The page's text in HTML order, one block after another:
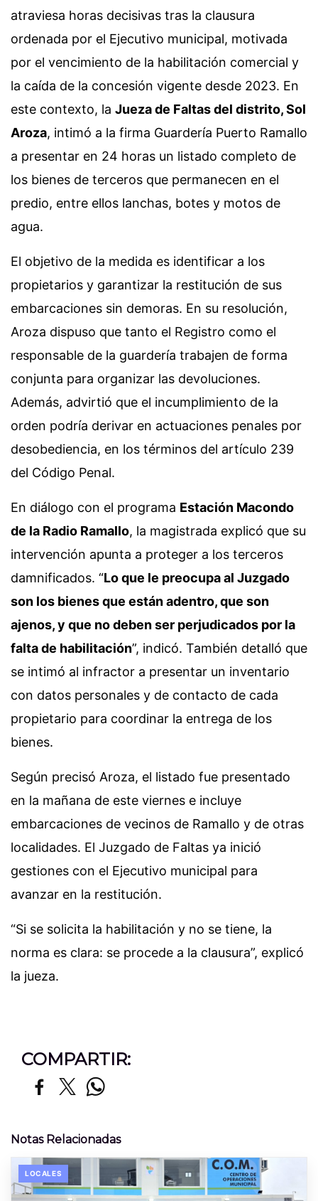
atraviesa horas decisivas tras la clausura
ordenada por el Ejecutivo municipal, motivada
por el vencimiento de la habilitación comercial y
la caída de la concesión vigente desde 2023. En
este contexto, la Jueza de Faltas del distrito, Sol
Aroza, intimó a la firma Guardería Puerto Ramallo
a presentar en 24 horas un listado completo de
los bienes de terceros que permanecen en el
predio, entre ellos lanchas, botes y motos de
agua.
El objetivo de la medida es identificar a los
propietarios y garantizar la restitución de sus
embarcaciones sin demoras. En su resolución,
Aroza dispuso que tanto el Registro como el
responsable de la guardería trabajen de forma
conjunta para organizar las devoluciones.
Además, advirtió que el incumplimiento de la
orden podría derivar en actuaciones penales por
desobediencia, en los términos del artículo 239
del Código Penal.
En diálogo con el programa Estación Macondo
de la Radio Ramallo, la magistrada explicó que su
intervención apunta a proteger a los terceros
damnificados. “Lo que le preocupa al Juzgado
son los bienes que están adentro, que son
ajenos, y que no deben ser perjudicados por la
falta de habilitación”, indicó. También detalló que
se intimó al infractor a presentar un inventario
con datos personales y de contacto de cada
propietario para coordinar la entrega de los
bienes.
Según precisó Aroza, el listado fue presentado
en la mañana de este viernes e incluye
embarcaciones de vecinos de Ramallo y de otras
localidades. El Juzgado de Faltas ya inició
gestiones con el Ejecutivo municipal para
avanzar en la restitución.
“Si se solicita la habilitación y no se tiene, la
norma es clara: se procede a la clausura”, explicó
la jueza.
COMPARTIR:
Notas Relacionadas
LOCALES